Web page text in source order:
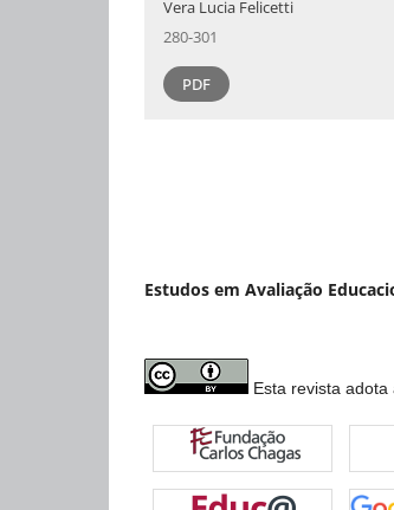
Vera Lucia Felicetti
280-301
PDF
Estudos em Avaliação
Esta revista adota